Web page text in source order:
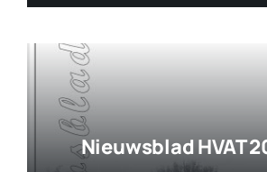
Nieuwsblad HVAT